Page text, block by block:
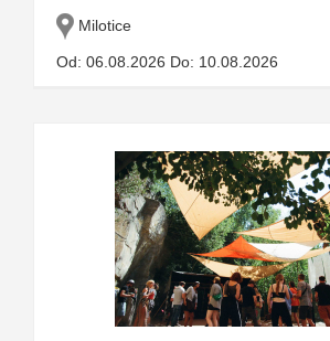
Milotice
Od: 06.08.2026 Do: 10.08.2026